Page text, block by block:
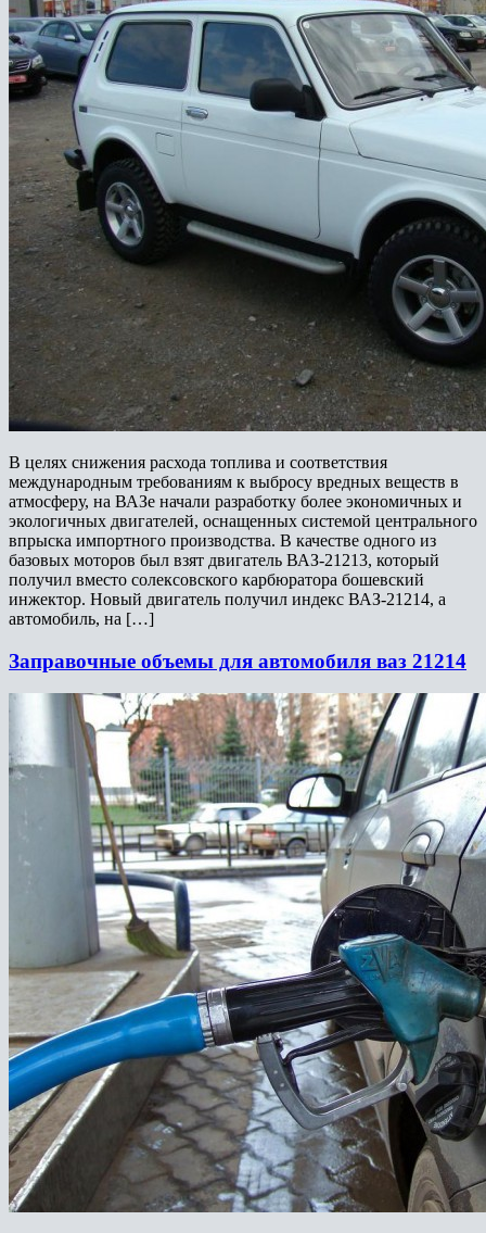
В целях снижения расхода топлива и соответствия
международным требованиям к выбросу вредных веществ в
атмосферу, на ВАЗе начали разработку более экономичных и
экологичных двигателей, оснащенных системой центрального
впрыска импортного производства. В качестве одного из
базовых моторов был взят двигатель ВАЗ-21213, который
получил вместо солексовского карбюратора бошевский
инжектор. Новый двигатель получил индекс ВАЗ-21214, а
автомобиль, на […]
Заправочные объемы для автомобиля ваз 21214